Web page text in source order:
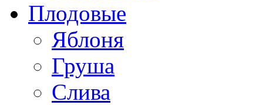
Плодовые
Яблоня
Груша
Слива